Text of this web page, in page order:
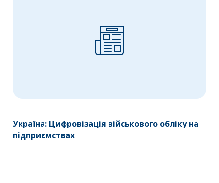
Україна: Цифровізація військового обліку на
підприємствах